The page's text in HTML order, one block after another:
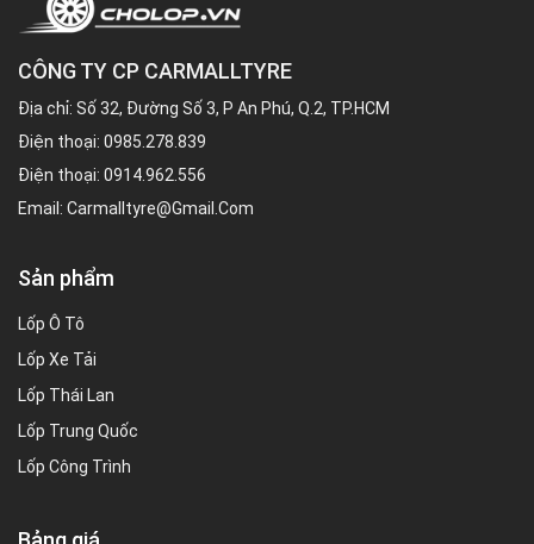
CÔNG TY CP CARMALLTYRE
Địa chỉ: Số 32, Đường Số 3, P An Phú, Q.2, TP.HCM
Điện thoại: 0985.278.839
Điện thoại: 0914.962.556
Email: Carmalltyre@gmail.com
Sản phẩm
Lốp Ô Tô
Lốp Xe Tải
Lốp Thái Lan
Lốp Trung Quốc
Lốp Công Trình